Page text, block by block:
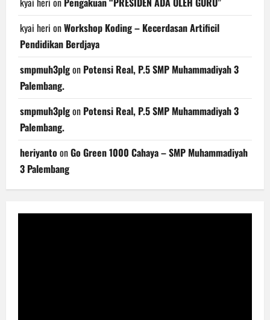
kyai heri onWorkshop Koding – Kecerdasan Artificil
Pendidikan Berdjaya
smpmuh3plgon Potensi Real, P.5 SMP Muhammadiyah 3
Palembang.
smpmuh3plgon Potensi Real, P.5 SMP Muhammadiyah 3
Palembang.
heriyantoonGo Green 1000 Cahaya – SMP Muhammadiyah
3 Palembang